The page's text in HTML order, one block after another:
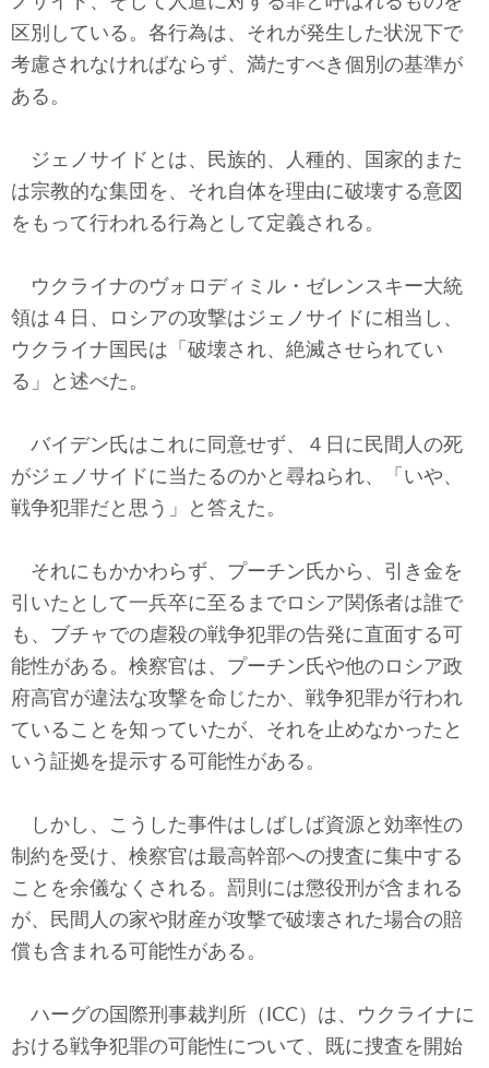
区別している。各行為は、それが発生した状況下で
考慮されなければならず、満たすべき個別の基準が
ある。
ジェノサイドとは、民族的、人種的、国家的また
は宗教的な集団を、それ自体を理由に破壊する意図
をもって行われる行為として定義される。
ウクライナのヴォロディミル・ゼレンスキー大統
領は４日、ロシアの攻撃はジェノサイドに相当し、
ウクライナ国民は「破壊され、絶滅させられてい
る」と述べた。
バイデン氏はこれに同意せず、４日に民間人の死
がジェノサイドに当たるのかと尋ねられ、「いや、
戦争犯罪だと思う」と答えた。
それにもかかわらず、プーチン氏から、引き金を
引いたとして一兵卒に至るまでロシア関係者は誰で
も、ブチャでの虐殺の戦争犯罪の告発に直面する可
能性がある。検察官は、プーチン氏や他のロシア政
府高官が違法な攻撃を命じたか、戦争犯罪が行われ
ていることを知っていたが、それを止めなかったと
いう証拠を提示する可能性がある。
しかし、こうした事件はしばしば資源と効率性の
制約を受け、検察官は最高幹部への捜査に集中する
ことを余儀なくされる。罰則には懲役刑が含まれる
が、民間人の家や財産が攻撃で破壊された場合の賠
償も含まれる可能性がある。
ハーグの国際刑事裁判所（ICC）は、ウクライナに
おける戦争犯罪の可能性について、既に捜査を開始